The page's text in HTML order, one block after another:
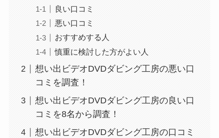
良い口コミ
悪い口コミ
おすすめする人
慎重に検討した方がよい人
想い出ビデオDVDダビング工房の悪い口
コミを調査！
想い出ビデオDVDダビング工房の良い口
コミを8名から調査！
想い出ビデオDVDダビング工房の口コミ